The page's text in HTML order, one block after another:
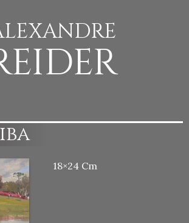
18×24 Cm